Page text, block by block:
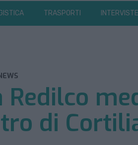
TRASPORTI INTERVISTE
Redilco
di